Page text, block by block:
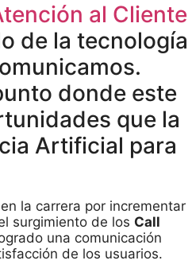
al Cliente
de la tecnología
donde este
que la
Artificial para
la carrera por incrementar
surgimiento de los Call
una comunicación
de los usuarios.